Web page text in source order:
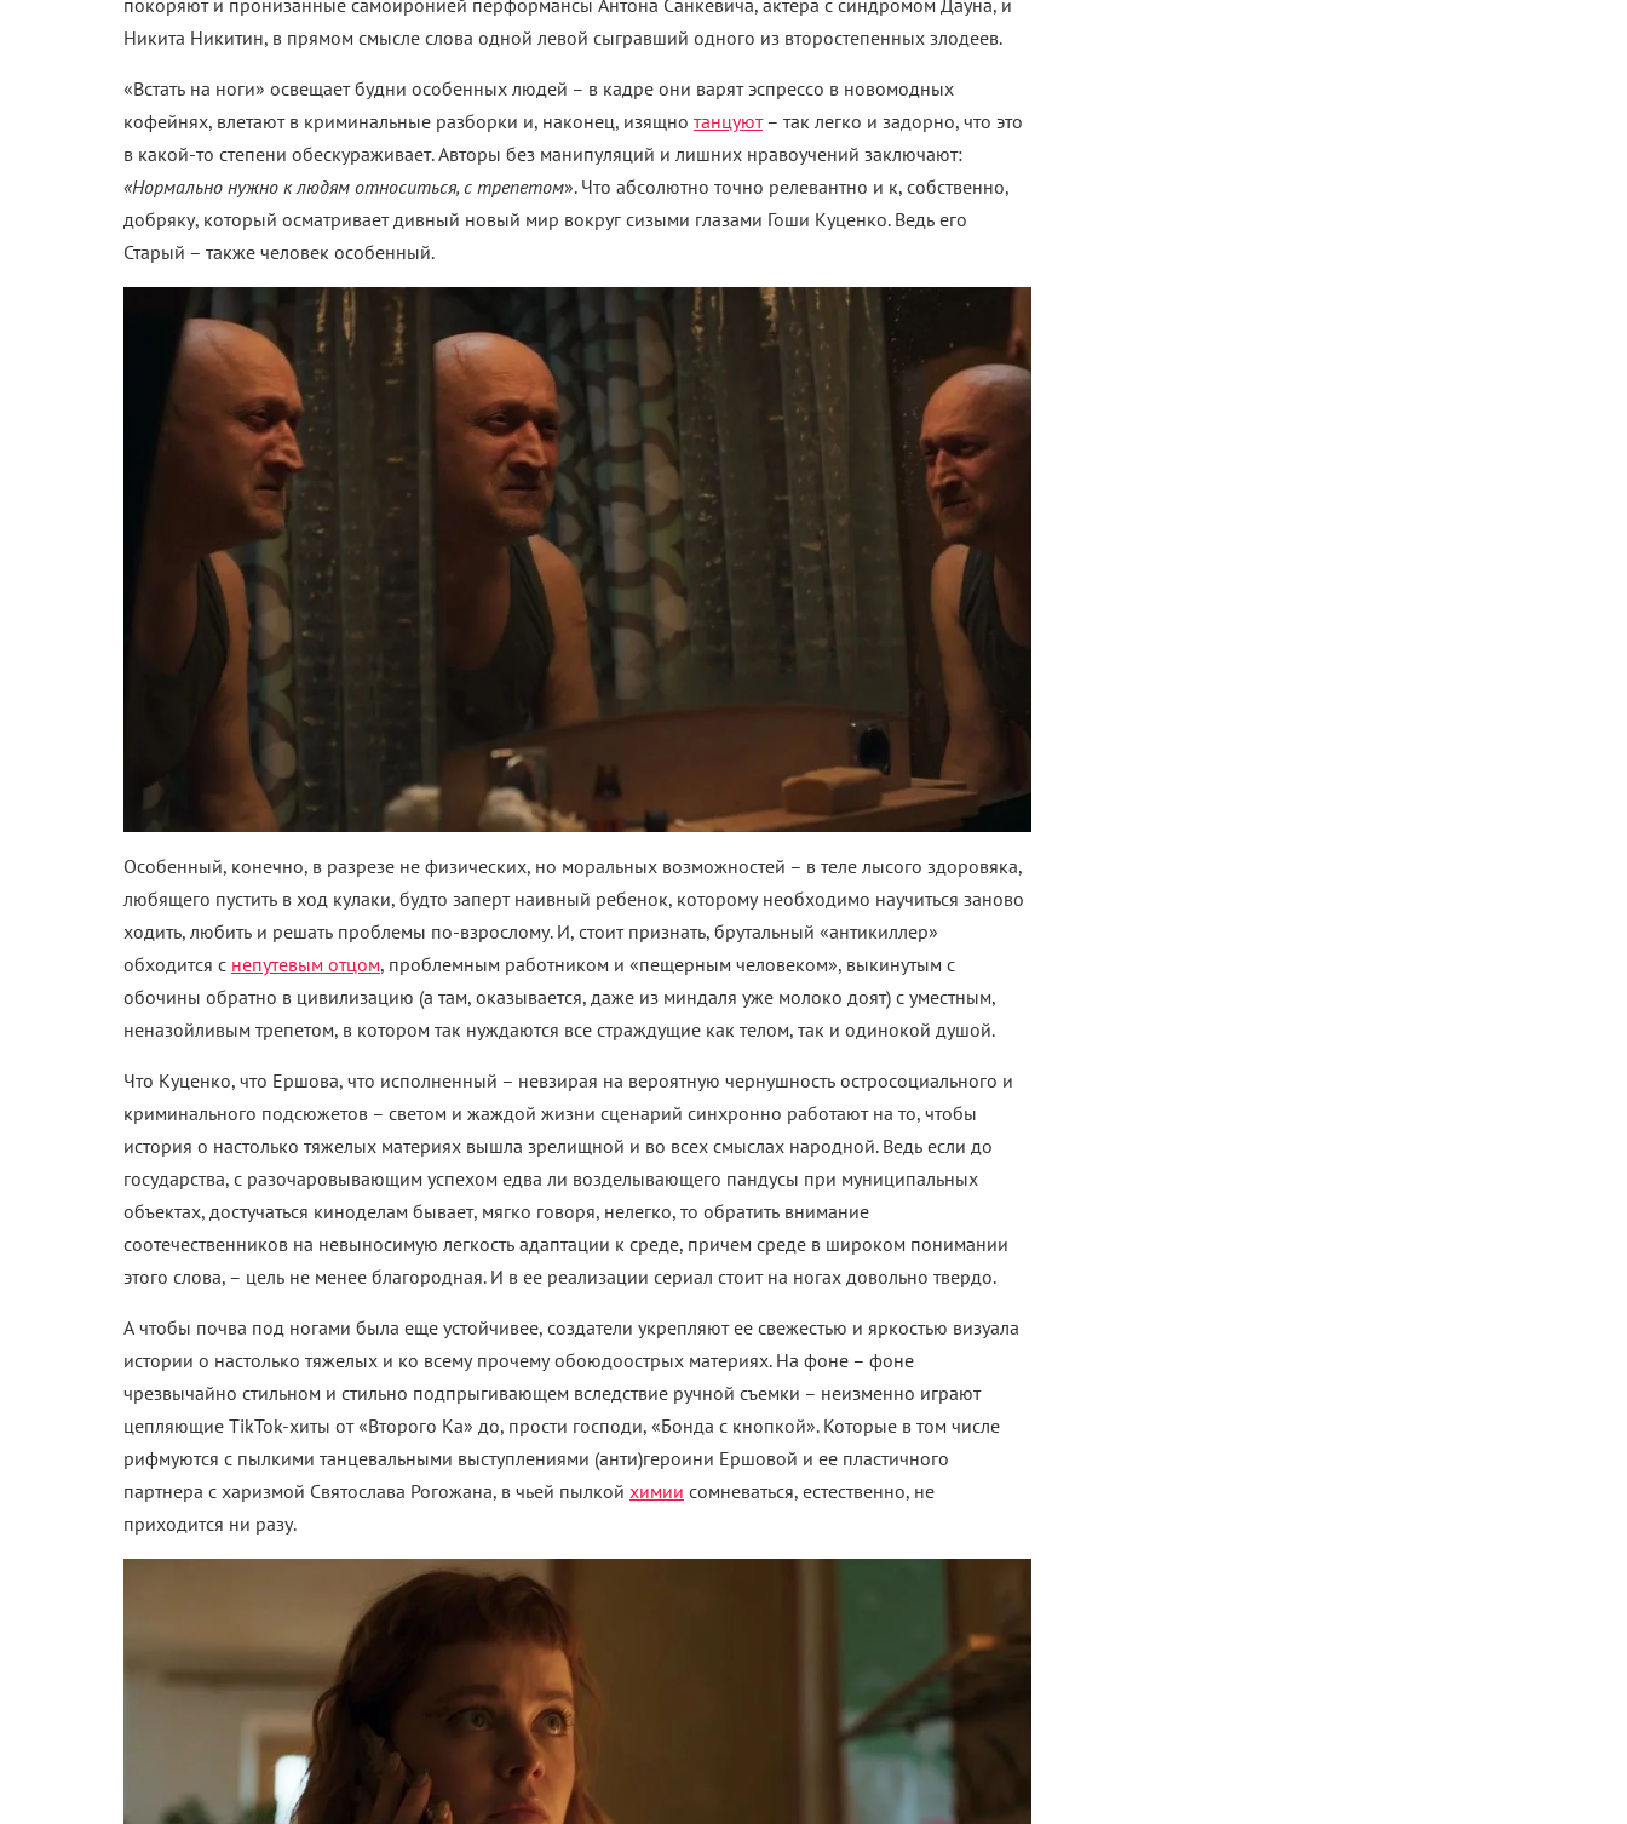
покоряют и пронизанные самоиронией перформансы Антона Санкевича, актера с синдромом Дауна, и
Никита Никитин, в прямом смысле слова одной левой сыгравший одного из второстепенных злодеев.
«Встать на ноги» освещает будни особенных людей – в кадре они варят эспрессо в новомодных
кофейнях, влетают в криминальные разборки и, наконец, изящно танцуют– так легко и задорно, что это
в какой-то степени обескураживает. Авторы без манипуляций и лишних нравоучений заключают:
«Нормально нужно к людям относиться, с трепетом». Что абсолютно точно релевантно и к, собственно,
добряку, который осматривает дивный новый мир вокруг сизыми глазами Гоши Куценко. Ведь его
Старый – также человек особенный.
Особенный, конечно, в разрезе не физических, но моральных возможностей – в теле лысого здоровяка,
любящего пустить в ход кулаки, будто заперт наивный ребенок, которому необходимо научиться заново
ходить, любить и решать проблемы по-взрослому. И, стоит признать, брутальный «антикиллер»
обходится с непутевым отцом, проблемным работником и «пещерным человеком», выкинутым с
обочины обратно в цивилизацию (а там, оказывается, даже из миндаля уже молоко доят) с уместным,
неназойливым трепетом, в котором так нуждаются все страждущие как телом, так и одинокой душой.
Что Куценко, что Ершова, что исполненный – невзирая на вероятную чернушность остросоциального и
криминального подсюжетов – светом и жаждой жизни сценарий синхронно работают на то, чтобы
история о настолько тяжелых материях вышла зрелищной и во всех смыслах народной. Ведь если до
государства, с разочаровывающим успехом едва ли возделывающего пандусы при муниципальных
объектах, достучаться киноделам бывает, мягко говоря, нелегко, то обратить внимание
соотечественников на невыносимую легкость адаптации к среде, причем среде в широком понимании
этого слова, – цель не менее благородная. И в ее реализации сериал стоит на ногах довольно твердо.
А чтобы почва под ногами была еще устойчивее, создатели укрепляют ее свежестью и яркостью визуала
истории о настолько тяжелых и ко всему прочему обоюдоострых материях. На фоне – фоне
чрезвычайно стильном и стильно подпрыгивающем вследствие ручной съемки – неизменно играют
цепляющие TikTok-хиты от «Второго Ка» до, прости господи, «Бонда с кнопкой». Которые в том числе
рифмуются с пылкими танцевальными выступлениями (анти)героини Ершовой и ее пластичного
партнера с харизмой Святослава Рогожана, в чьей пылкой химии сомневаться, естественно, не
приходится ни разу.